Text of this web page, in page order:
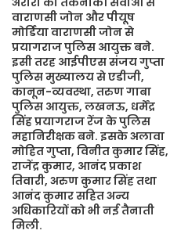
वाराणसी जोन और पीयूष
मोर्डिया वाराणसी जोन से
प्रयागराज पुलिस आयुक्त बने.
इसी तरह आईपीएस संजय गुप्ता
पुलिस मुख्यालय से एडीजी,
कानून-व्यवस्था, तरुण गाबा
पुलिस आयुक्त, लखनऊ, धर्मेंद्र
सिंह प्रयागराज रेंज के पुलिस
महानिरीक्षक बने. इसके अलावा
मोहित गुप्ता, विनीत कुमार सिंह,
राजेंद्र कुमार, आनंद प्रकाश
तिवारी, अरुण कुमार सिंह तथा
आनंद कुमार सहित अन्य
अधिकारियों को भी नई तैनाती
मिली.